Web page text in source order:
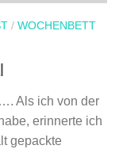
/ WOCHENBETT
Als ich von der
erinnerte ich
gepackte